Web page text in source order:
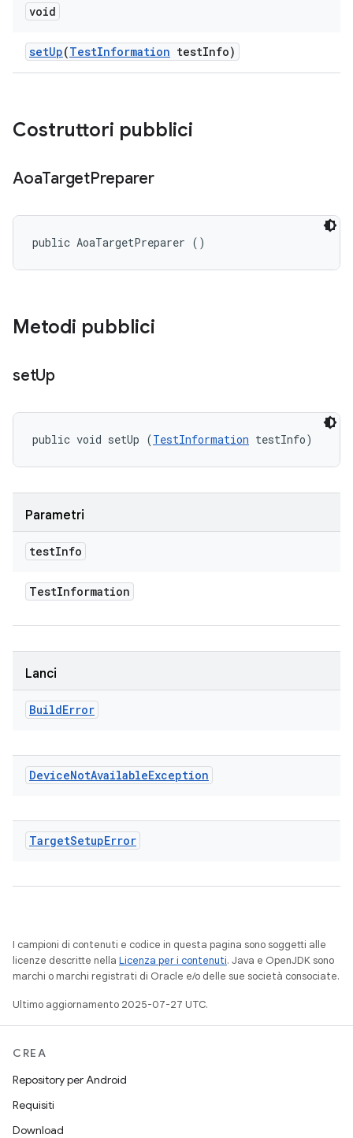
void
setUp(TestInformation testInfo)
Costruttori pubblici
AoaTargetPreparer
public AoaTargetPreparer ()
Metodi pubblici
setUp
public void setUp (TestInformation testInfo)
Parametri
testInfo
TestInformation
Lanci
BuildError
DeviceNotAvailableException
TargetSetupError
I campioni di contenuti e codice in questa pagina sono soggetti alle
licenze descritte nella Licenza per i contenuti. Java e OpenJDK sono
marchi o marchi registrati di Oracle e/o delle sue società consociate.
Ultimo aggiornamento 2025-07-27 UTC.
CREA
Repository per Android
Requisiti
Download